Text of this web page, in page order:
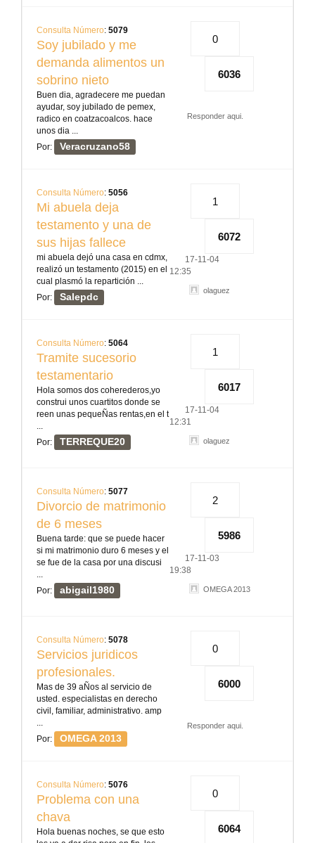
Consulta Número: 5079
Soy jubilado y me
demanda alimentos un
sobrino nieto
Buen dia, agradecere me puedan
ayudar, soy jubilado de pemex,
radico en coatzacoalcos. hace
unos dia ...
Por:
Veracruzano58
0
6036
Responder aqui.
Consulta Número: 5056
Mi abuela deja
testamento y una de
sus hijas fallece
mi abuela dejó una casa en cdmx,
realizó un testamento (2015) en el
cual plasmó la repartición ...
Por:
Salepdc
1
6072
17-11-04
12:35
olaguez
Consulta Número: 5064
Tramite sucesorio
testamentario
Hola somos dos coherederos,yo
construi unos cuartitos donde se
reen unas pequeÑas rentas,en el t
...
Por:
TERREQUE20
1
6017
17-11-04
12:31
olaguez
Consulta Número: 5077
Divorcio de matrimonio
de 6 meses
Buena tarde: que se puede hacer
si mi matrimonio duro 6 meses y el
se fue de la casa por una discusi
...
Por:
abigail1980
2
5986
17-11-03
19:38
OMEGA 2013
Consulta Número: 5078
Servicios juridicos
profesionales.
Mas de 39 aÑos al servicio de
usted. especialistas en derecho
civil, familiar, administrativo. amp
...
Por:
OMEGA 2013
0
6000
Responder aqui.
Consulta Número: 5076
Problema con una
chava
Hola buenas noches, se que esto
0
6064